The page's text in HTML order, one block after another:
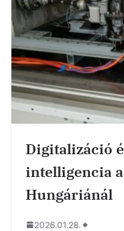
Digitalizáció
intelligencia
Hungáriánál
2026.01.28.